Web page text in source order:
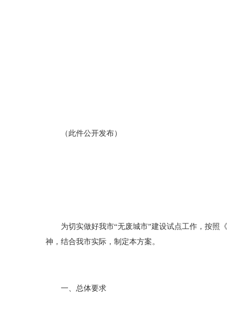
（此件公开发布）
为切实做好我市“无废城市”建设试点工作，按照《
神，结合我市实际，制定本方案。
一、总体要求